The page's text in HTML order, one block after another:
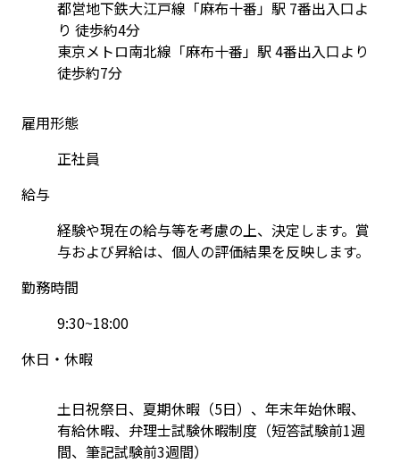
都営地下鉄大江戸線「麻布十番」駅 7番出入口よ
り 徒歩約4分
東京メトロ南北線「麻布十番」駅 4番出入口より
徒歩約7分
雇用形態
正社員
給与
経験や現在の給与等を考慮の上、決定します。賞
与および昇給は、個人の評価結果を反映します。
勤務時間
9:30~18:00
休日・休暇
土日祝祭日、夏期休暇（5日）、年末年始休暇、
有給休暇、弁理士試験休暇制度（短答試験前1週
間、筆記試験前3週間）